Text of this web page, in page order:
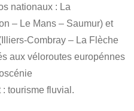
nationaux : La
– Le Mans – Saumur) et
Combray – La Flèche
aux véloroutes europénnes
: tourisme fluvial.